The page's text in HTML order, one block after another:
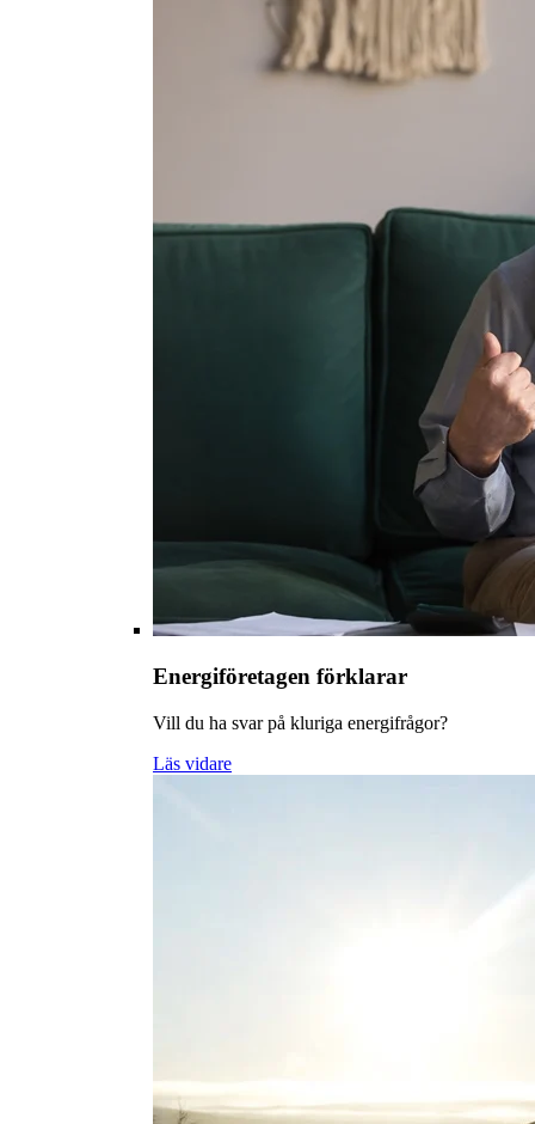
Energiföretagen förklarar
Vill du ha svar på kluriga energifrågor?
Läs vidare